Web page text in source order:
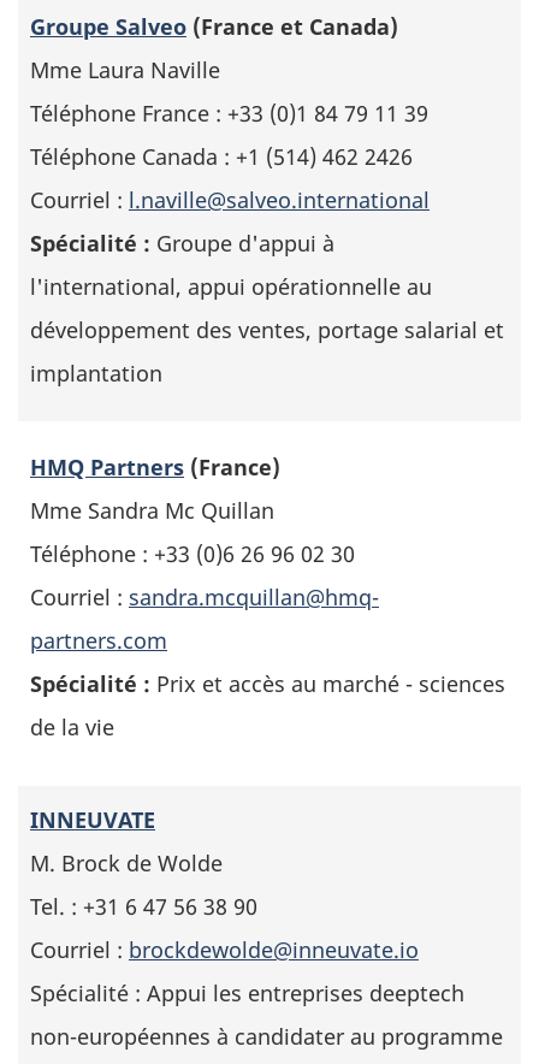
Groupe Salveo (France et Canada)
Mme Laura Naville
Téléphone France : +33 (0)1 84 79 11 39
Téléphone Canada : +1 (514) 462 2426
Courriel : l.naville@salveo.international
Spécialité : Groupe d'appui à
l'international, appui opérationnelle au
développement des ventes, portage salarial et
implantation
HMQ Partners (France)
Mme Sandra Mc Quillan
Téléphone : +33 (0)6 26 96 02 30
Courriel : sandra.mcquillan@hmq-
partners.com
Spécialité : Prix et accès au marché - sciences
de la vie
INNEUVATE
M. Brock de Wolde
Tel. : +31 6 47 56 38 90
Courriel : brockdewolde@inneuvate.io
Spécialité : Appui les entreprises deeptech
non-européennes à candidater au programme